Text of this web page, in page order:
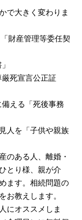
で大きく変わりま
財産管理等委任契
死宣言公正証
える「死後事務
人を「子供や親族
のある人、離婚・
とり様、親が介
ます。相続問題の
お教えします。
にオススメしま